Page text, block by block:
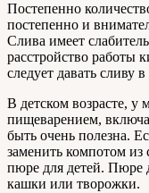
Постепенно
постепенно и
Слива имеет
расстройство работы
следует давать сливу
В детском возрасте,
пищеварением,
быть очень полезна.
заменить компотом из
пюре для детей. Пюре
кашки или творожки.